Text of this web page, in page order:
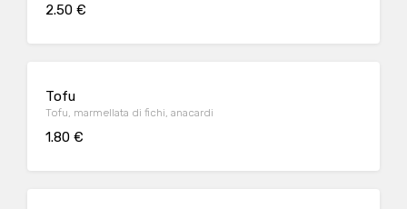
2.50 €
Tofu
Tofu, marmellata di fichi, anacardi
1.80 €